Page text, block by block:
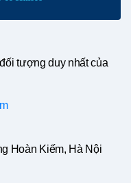
tượng duy nhất của
Hoàn Kiếm, Hà Nội